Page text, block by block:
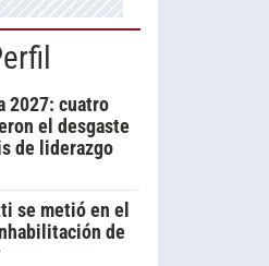
2027: cuatro
el desgaste
de liderazgo
se metió en el
de